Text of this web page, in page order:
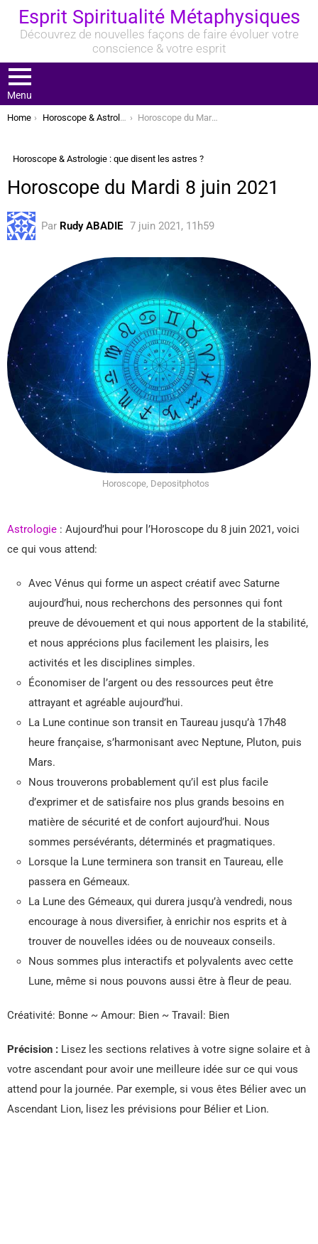
Esprit Spiritualité Métaphysiques
Découvrez de nouvelles façons de faire évoluer votre
conscience & votre esprit
Menu
You are here:
Home Horoscope & Astrologie : que disent les astres ? Horoscope du Mardi 8 juin 2021
Horoscope & Astrologie : que disent les astres ?
Horoscope du Mardi 8 juin 2021
Par Rudy ABADIE 7 juin 2021, 11h59
Horoscope, Depositphotos
Astrologie : Aujourd’hui pour l’Horoscope du 8 juin 2021, voici
ce qui vous attend:
Avec Vénus qui forme un aspect créatif avec Saturne
aujourd’hui, nous recherchons des personnes qui font
preuve de dévouement et qui nous apportent de la stabilité,
et nous apprécions plus facilement les plaisirs, les
activités et les disciplines simples.
Économiser de l’argent ou des ressources peut être
attrayant et agréable aujourd’hui.
La Lune continue son transit en Taureau jusqu’à 17h48
heure française, s’harmonisant avec Neptune, Pluton, puis
Mars.
Nous trouverons probablement qu’il est plus facile
d’exprimer et de satisfaire nos plus grands besoins en
matière de sécurité et de confort aujourd’hui. Nous
sommes persévérants, déterminés et pragmatiques.
Lorsque la Lune terminera son transit en Taureau, elle
passera en Gémeaux.
La Lune des Gémeaux, qui durera jusqu’à vendredi, nous
encourage à nous diversifier, à enrichir nos esprits et à
trouver de nouvelles idées ou de nouveaux conseils.
Nous sommes plus interactifs et polyvalents avec cette
Lune, même si nous pouvons aussi être à fleur de peau.
Créativité: Bonne ~ Amour: Bien ~ Travail: Bien
Précision : Lisez les sections relatives à votre signe solaire et à
votre ascendant pour avoir une meilleure idée sur ce qui vous
attend pour la journée. Par exemple, si vous êtes Bélier avec un
Ascendant Lion, lisez les prévisions pour Bélier et Lion.